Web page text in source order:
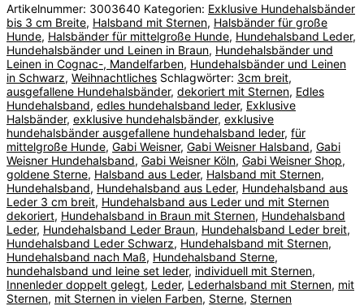
Artikelnummer: 3003640 Kategorien: Exklusive Hundehalsbänder
bis 3 cm Breite, Halsband mit Sternen, Halsbänder für große
Hunde, Halsbänder für mittelgroße Hunde, Hundehalsband Leder,
Hundehalsbänder und Leinen in Braun, Hundehalsbänder und
Leinen in Cognac-, Mandelfarben, Hundehalsbänder und Leinen
in Schwarz, Weihnachtliches Schlagwörter: 3cm breit,
ausgefallene Hundehalsbänder, dekoriert mit Sternen, Edles
Hundehalsband, edles hundehalsband leder, Exklusive
Halsbänder, exklusive hundehalsbänder, exklusive
hundehalsbänder ausgefallene hundehalsband leder, für
mittelgroße Hunde, Gabi Weisner, Gabi Weisner Halsband, Gabi
Weisner Hundehalsband, Gabi Weisner Köln, Gabi Weisner Shop,
goldene Sterne, Halsband aus Leder, Halsband mit Sternen,
Hundehalsband, Hundehalsband aus Leder, Hundehalsband aus
Leder 3 cm breit, Hundehalsband aus Leder und mit Sternen
dekoriert, Hundehalsband in Braun mit Sternen, Hundehalsband
Leder, Hundehalsband Leder Braun, Hundehalsband Leder breit,
Hundehalsband Leder Schwarz, Hundehalsband mit Sternen,
Hundehalsband nach Maß, Hundehalsband Sterne,
hundehalsband und leine set leder, individuell mit Sternen,
Innenleder doppelt gelegt, Leder, Lederhalsband mit Sternen, mit
Sternen, mit Sternen in vielen Farben, Sterne, Sternen